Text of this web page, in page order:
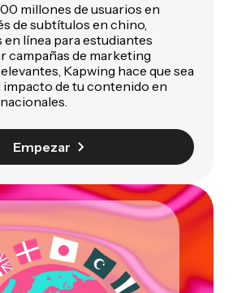
millones de usuarios en
de subtítulos en chino,
línea para estudiantes
campañas de marketing
Kapwing hace que sea
impacto de tu contenido en
Empezar